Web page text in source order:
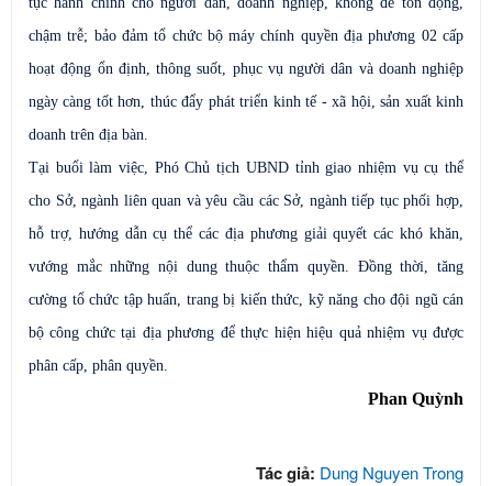
chậm trễ; bảo đảm tổ chức bộ máy chính quyền địa phương 02 cấp
hoạt động ổn định, thông suốt, phục vụ người dân và doanh nghiệp
ngày càng tốt hơn, thúc đẩy phát triển kinh tế - xã hội, sản xuất kinh
doanh trên địa bàn.
Tại buổi làm việc, Phó Chủ tịch UBND tỉnh giao nhiệm vụ cụ thể
cho Sở, ngành liên quan và yêu cầu các Sở, ngành tiếp tục phối hợp,
hỗ trợ, hướng dẫn cụ thể các địa phương giải quyết các khó khăn,
vướng mắc những nội dung thuộc thẩm quyền. Đồng thời, tăng
cường tổ chức tập huấn, trang bị kiến thức, kỹ năng cho đội ngũ cán
bộ công chức tại địa phương để thực hiện hiệu quả nhiệm vụ được
phân cấp, phân quyền.
Phan Quỳnh
Tác giả: Dung Nguyen Trong